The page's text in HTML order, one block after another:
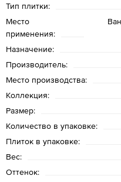
Тип плитки:
Место
применения:
Назначение:
Производитель:
Место производства:
Коллекция:
Размер:
Количество в упаковке:
Плиток в упаковке:
Вес:
Оттенок: